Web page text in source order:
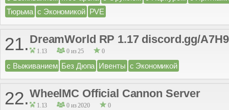
Тюрьма с Экономикой PVE
21. DreamWorld RP 1.17 discord.gg/
1.13 0 из 25 0
с Выживанием Без Дюпа Ивенты с Экономикой
22.WheelMC Official Cannon Server
1.13 0 из 2020 0